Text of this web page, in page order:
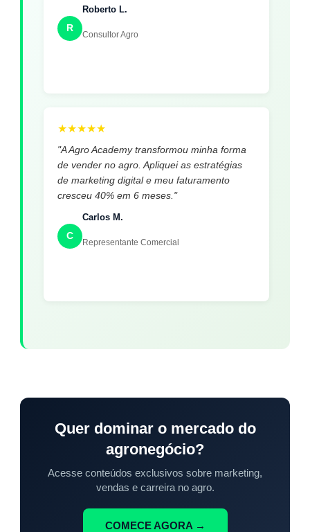
R
Roberto L.
Consultor Agro
★★★★★
"A Agro Academy transformou minha forma
de vender no agro. Apliquei as estratégias
de marketing digital e meu faturamento
cresceu 40% em 6 meses."
C
Carlos M.
Representante Comercial
Quer dominar o mercado do
agronegócio?
Acesse conteúdos exclusivos sobre marketing,
vendas e carreira no agro.
COMECE AGORA →